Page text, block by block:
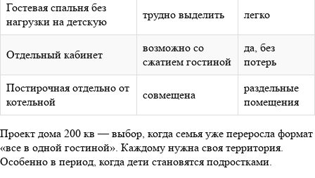
Гостевая спальня без
нагрузки на детскую
трудно выделить легко
Отдельный кабинет
возможно со
сжатием гостиной
да, без
потерь
Постирочная отдельно от
котельной
совмещена
раздельные
помещения
Проект дома 200 кв — выбор, когда семья уже переросла формат
«все в одной гостиной». Каждому нужна своя территория.
Особенно в период, когда дети становятся подростками.